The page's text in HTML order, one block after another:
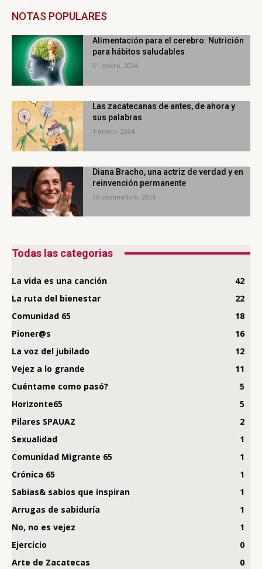
NOTAS POPULARES
Alimentación para el cerebro: Nutrición
para hábitos saludables
31 enero, 2024
Las zacatecanas de antes, de ahora y
sus palabras
1 enero, 2024
Diana Bracho, una actriz de verdad y en
reinvención permanente
26 septiembre, 2024
Todas las categorias
La vida es una canción
42
La ruta del bienestar
22
Comunidad 65
18
Pioner@s
16
La voz del jubilado
12
Vejez a lo grande
11
Cuéntame como pasó?
5
Horizonte65
5
Pilares SPAUAZ
2
Sexualidad
1
Comunidad Migrante 65
1
Crónica 65
1
Sabias& sabios que inspiran
1
Arrugas de sabiduría
1
No, no es vejez
1
Ejercicio
0
Arte de Zacatecas
0